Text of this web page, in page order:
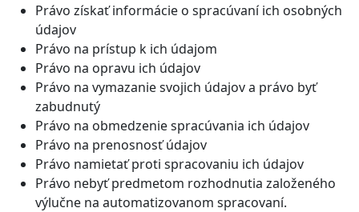
Právo získať informácie o spracúvaní ich osobných
údajov
Právo na prístup k ich údajom
Právo na opravu ich údajov
Právo na vymazanie svojich údajov a právo byť
zabudnutý
Právo na obmedzenie spracúvania ich údajov
Právo na prenosnosť údajov
Právo namietať proti spracovaniu ich údajov
Právo nebyť predmetom rozhodnutia založeného
výlučne na automatizovanom spracovaní.